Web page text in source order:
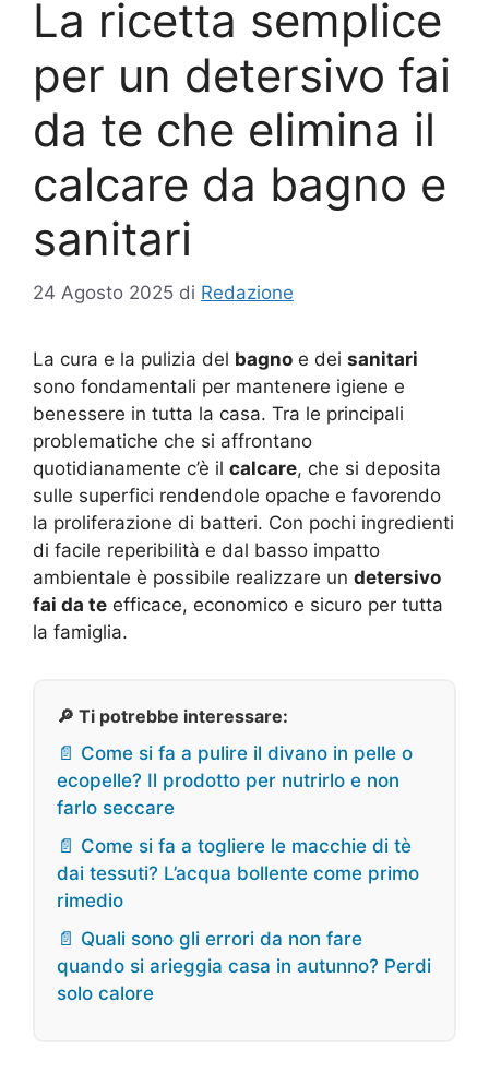
La ricetta semplice
per un detersivo fai
da te che elimina il
calcare da bagno e
sanitari
24 Agosto 2025 di Redazione
La cura e la pulizia del bagno e dei sanitari
sono fondamentali per mantenere igiene e
benessere in tutta la casa. Tra le principali
problematiche che si affrontano
quotidianamente c’è il calcare, che si deposita
sulle superfici rendendole opache e favorendo
la proliferazione di batteri. Con pochi ingredienti
di facile reperibilità e dal basso impatto
ambientale è possibile realizzare un detersivo
fai da te efficace, economico e sicuro per tutta
la famiglia.
🔎 Ti potrebbe interessare:
📄 Come si fa a pulire il divano in pelle o
ecopelle? Il prodotto per nutrirlo e non
farlo seccare
📄 Come si fa a togliere le macchie di tè
dai tessuti? L’acqua bollente come primo
rimedio
📄 Quali sono gli errori da non fare
quando si arieggia casa in autunno? Perdi
solo calore